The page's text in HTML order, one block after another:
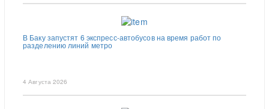
В Баку запустят 6 экспресс-автобусов на время работ по
разделению линий метро
4 Августа 2026